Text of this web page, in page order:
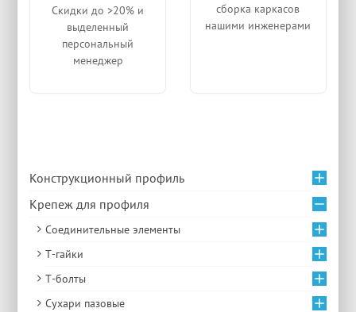
Скидки до >20% и
выделенный
персональный
менеджер
сборка каркасов
нашими инженерами
Конструкционный профиль
Крепеж для профиля
Соединительные элементы
Т-гайки
Т-болты
Сухари пазовые